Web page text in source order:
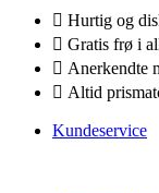
Hurtig og
Gratis frø i
Anerkendte
Altid
Kundeservice